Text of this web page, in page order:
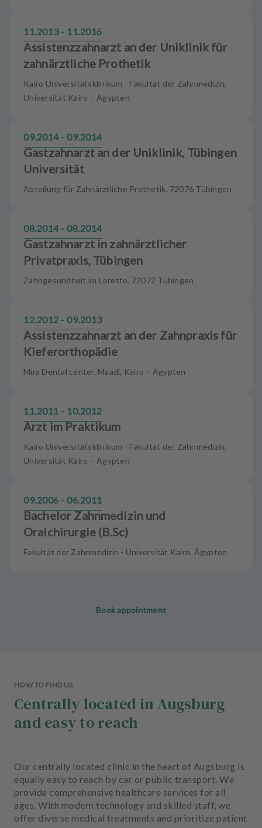
11.2013 - 11.2016
Assistenzzahnarzt an der Uniklinik für
zahnärztliche Prothetik
Kairo Universitätsklinikum - Fakultät der Zahnmedizin,
Universität Kairo – Ägypten
09.2014 - 09.2014
Gastzahnarzt an der Uniklinik, Tübingen
Universität
Abteilung für Zahnärztliche Prothetik, 72076 Tübingen
08.2014 - 08.2014
Gastzahnarzt in zahnärztlicher
Privatpraxis, Tübingen
Zahngesundheit im Loretto, 72072 Tübingen
12.2012 - 09.2013
Assistenzzahnarzt an der Zahnpraxis für
Kieferorthopädie
Mira Dental center, Maadi, Kairo – Ägypten
11.2011 - 10.2012
Arzt im Praktikum
Kairo Universitätsklinikum - Fakultät der Zahnmedizin,
Universität Kairo – Ägypten
09.2006 - 06.2011
Bachelor Zahnmedizin und
Oralchirurgie (B.Sc)
Fakultät der Zahnmedizin - Universität Kairo, Ägypten
Book appointment
HOW TO FIND US
Centrally located in Augsburg
and easy to reach
Our centrally located clinic in the heart of Augsburg is
equally easy to reach by car or public transport. We
provide comprehensive healthcare services for all
ages. With modern technology and skilled staff, we
offer diverse medical treatments and prioritize patient